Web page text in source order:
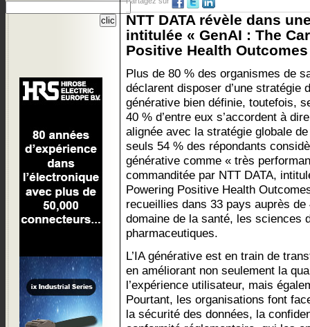
NTT DATA révèle dans
intitulée « GenAI : The
Positive Health Outcomes
Plus de 80 % des organismes de
déclarent disposer d’une stratégie
générative bien définie, toutefois,
40 % d’entre eux s’accordent à
alignée avec la stratégie globale
seuls 54 % des répondants
générative comme « très
commanditée par NTT DATA,
Powering Positive Health
recueillies dans 33 pays auprès
domaine de la santé, les sciences
pharmaceutiques.
L’IA générative est en train de
en améliorant non seulement la
l’expérience utilisateur, mais
Pourtant, les organisations font
la sécurité des données, la